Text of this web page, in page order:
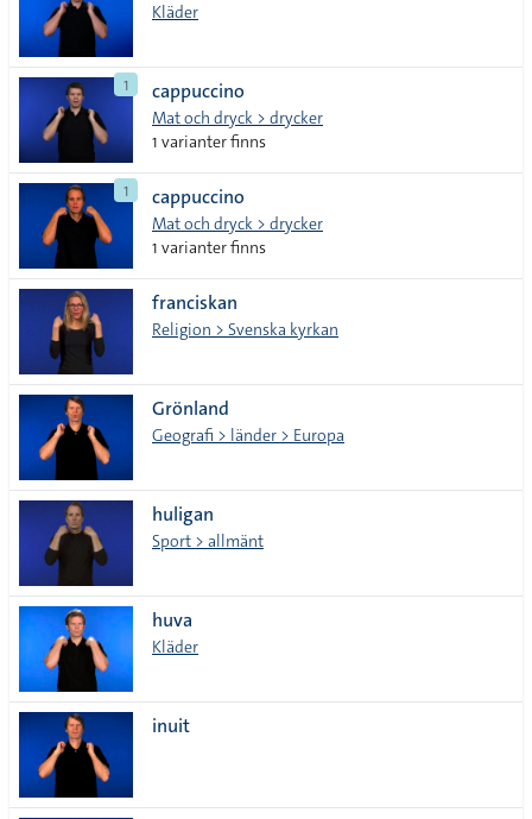
lista
Kläder
1 cappuccino
Mat och dryck > drycker
1 varianter finns
1 cappuccino
Mat och dryck > drycker
1 varianter finns
franciskan
Religion > Svenska kyrkan
Grönland
Geografi > länder > Europa
huligan
Sport > allmänt
huva
Kläder
inuit